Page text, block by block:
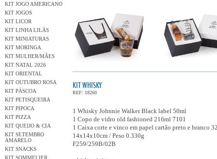
KIT JOGO AMERICANO
KIT JOGOS
KIT LICOR
KIT LINHA LILÁS
KIT MINIATURAS
KIT MORINGA
KIT MULHER/MÃES
KIT NATAL 2026
KIT ORIENTAL
KIT OUTUBRO ROSA
KIT PÁSCOA
KIT PETISQUEIRA
KIT PIPOCA
KIT PIZZA
KIT QUEIJO & CIA
KIT SETEMBRO
AMARELO
KIT SNACKS
KIT SOMMELIER
KIT WHISKY
REF: 18260
1 Whisky Johnnie Walker Black label 50ml
1 Copo de vidro old fashioned 216ml 7101
1 Caixa corte e vinco em papel cartão preto e branco
14x14x10cm / Peso 0.330g
F259/259B/02B